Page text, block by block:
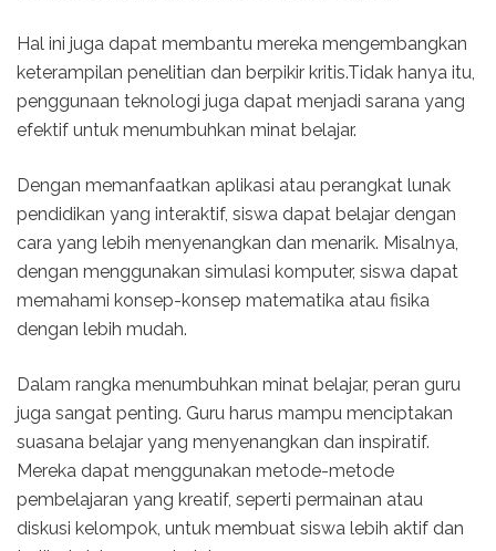
Hal ini juga dapat membantu mereka mengembangkan
keterampilan penelitian dan berpikir kritis.Tidak hanya itu,
penggunaan teknologi juga dapat menjadi sarana yang
efektif untuk menumbuhkan minat belajar.
Dengan memanfaatkan aplikasi atau perangkat lunak
pendidikan yang interaktif, siswa dapat belajar dengan
cara yang lebih menyenangkan dan menarik. Misalnya,
dengan menggunakan simulasi komputer, siswa dapat
memahami konsep-konsep matematika atau fisika
dengan lebih mudah.
Dalam rangka menumbuhkan minat belajar, peran guru
juga sangat penting. Guru harus mampu menciptakan
suasana belajar yang menyenangkan dan inspiratif.
Mereka dapat menggunakan metode-metode
pembelajaran yang kreatif, seperti permainan atau
diskusi kelompok, untuk membuat siswa lebih aktif dan